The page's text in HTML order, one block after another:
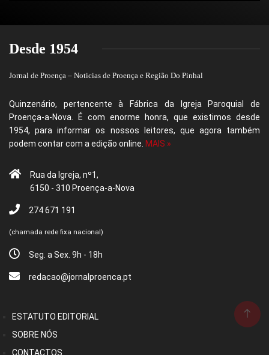
Desde 1954
Jornal de Proença – Noticias de Proença e Região Do Pinhal
Quinzenário, pertencente à Fábrica da Igreja Paroquial de
Proença-a-Nova. É com enorme honra, que existimos desde
1954, para informar os nossos leitores, que agora também
podem contar com a edição online. MAIS »
Rua da Igreja, nº1,
6150 - 310 Proença-a-Nova
274 671 191
(chamada rede fixa nacional)
Seg. a Sex. 9h - 18h
redacao@jornalproenca.pt
ESTATUTO EDITORIAL
SOBRE NÓS
CONTACTOS